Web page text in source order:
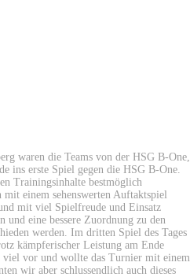
waren die Teams von der HSG B-One,
ins erste Spiel gegen die HSG B-One.
Trainingsinhalte bestmöglich
einem sehenswerten Auftaktspiel
mit viel Spielfreude und Einsatz
und eine bessere Zuordnung zu den
werden. Im dritten Spiel des Tages
kämpferischer Leistung am Ende
viel vor und wollte das Turnier mit einem
wir aber schlussendlich auch dieses